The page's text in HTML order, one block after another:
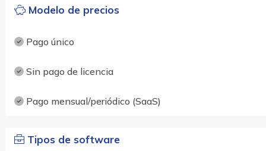
Modelo de precios
Pago único
Sin pago de licencia
Pago mensual/periódico (SaaS)
Tipos de software